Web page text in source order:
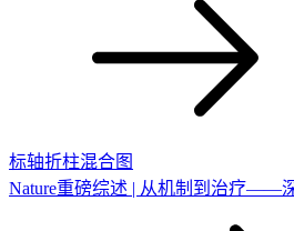
标轴折柱混合图
Nature重磅综述 | 从机制到治疗——